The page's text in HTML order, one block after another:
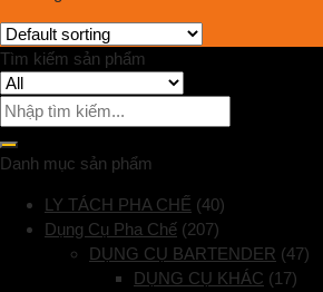
Tìm kiếm sản phẩm
Danh mục sản phẩm
LY TÁCH PHA CHẾ (40)
Dụng Cụ Pha Chế (207)
DỤNG CỤ BARTENDER (47)
DỤNG CỤ KHÁC (17)